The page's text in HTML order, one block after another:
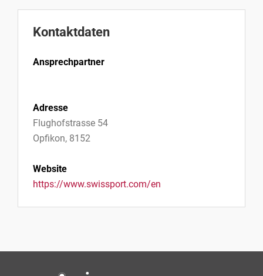
Kontaktdaten
Ansprechpartner
Adresse
Flughofstrasse 54
Opfikon, 8152
Website
https://www.swissport.com/en